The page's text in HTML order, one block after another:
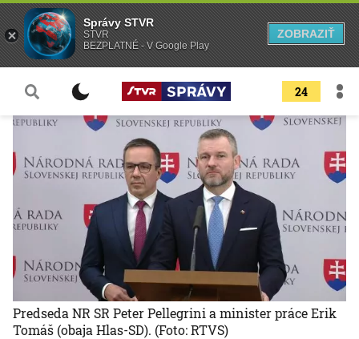
24
Predseda NR SR Peter Pellegrini a minister práce Erik
Tomáš (obaja Hlas-SD). (Foto: RTVS)
Správy STVR
STVR
BEZPLATNÉ - V Google Play
ZOBRAZIŤ